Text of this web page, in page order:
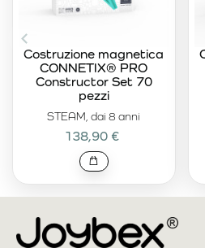
STEAM, dai 8 anni
Costruzione magnetica
CONNETIX® PRO
Constructor Set 70
pezzi
138,90 €